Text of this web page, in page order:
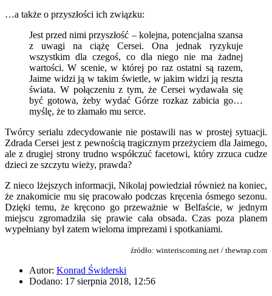
…a także o przyszłości ich związku:
Jest przed nimi przyszłość – kolejna, potencjalna szansa
z uwagi na ciążę Cersei. Ona jednak ryzykuje
wszystkim dla czegoś, co dla niego nie ma żadnej
wartości. W scenie, w której po raz ostatni są razem,
Jaime widzi ją w takim świetle, w jakim widzi ją reszta
świata. W połączeniu z tym, że Cersei wydawała się
być gotowa, żeby wydać Górze rozkaz zabicia go…
myślę, że to złamało mu serce.
Twórcy serialu zdecydowanie nie postawili nas w prostej sytuacji.
Zdrada Cersei jest z pewnością tragicznym przeżyciem dla Jaimego,
ale z drugiej strony trudno współczuć facetowi, który zrzuca cudze
dzieci ze szczytu wieży, prawda?
Z nieco lżejszych informacji, Nikolaj powiedział również na koniec,
że znakomicie mu się pracowało podczas kręcenia ósmego sezonu.
Dzięki temu, że kręcono go przeważnie w Belfaście, w jednym
miejscu zgromadziła się prawie cała obsada. Czas poza planem
wypełniany był zatem wieloma imprezami i spotkaniami.
źródło: winteriscoming.net / thewrap.com
Autor: Konrad Świderski
Dodano: 17 sierpnia 2018, 12:56